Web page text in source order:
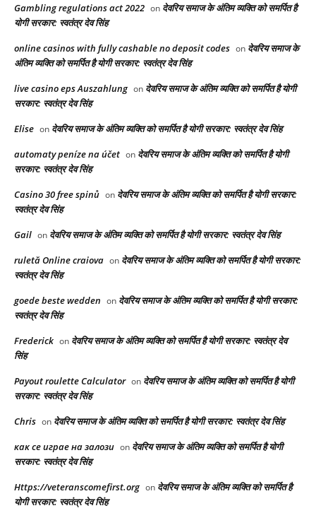
Gambling regulations act 2022 on देवरिय समाज के अंतिम व्यक्ति को समर्पित है
योगी सरकार: स्वतंत्र देव सिंह
online casinos with fully cashable no deposit codes on देवरिय समाज के
अंतिम व्यक्ति को समर्पित है योगी सरकार: स्वतंत्र देव सिंह
live casino eps Auszahlung on देवरिय समाज के अंतिम व्यक्ति को समर्पित है योगी
सरकार: स्वतंत्र देव सिंह
Elise on देवरिय समाज के अंतिम व्यक्ति को समर्पित है योगी सरकार: स्वतंत्र देव सिंह
automaty peníze na účet on देवरिय समाज के अंतिम व्यक्ति को समर्पित है योगी
सरकार: स्वतंत्र देव सिंह
Casino 30 free spinů on देवरिय समाज के अंतिम व्यक्ति को समर्पित है योगी सरकार:
स्वतंत्र देव सिंह
Gail on देवरिय समाज के अंतिम व्यक्ति को समर्पित है योगी सरकार: स्वतंत्र देव सिंह
ruletă Online craiova on देवरिय समाज के अंतिम व्यक्ति को समर्पित है योगी सरकार:
स्वतंत्र देव सिंह
goede beste wedden on देवरिय समाज के अंतिम व्यक्ति को समर्पित है योगी सरकार:
स्वतंत्र देव सिंह
Frederick on देवरिय समाज के अंतिम व्यक्ति को समर्पित है योगी सरकार: स्वतंत्र देव
सिंह
Payout roulette Calculator on देवरिय समाज के अंतिम व्यक्ति को समर्पित है योगी
सरकार: स्वतंत्र देव सिंह
Chris on देवरिय समाज के अंतिम व्यक्ति को समर्पित है योगी सरकार: स्वतंत्र देव सिंह
как се играе на залози on देवरिय समाज के अंतिम व्यक्ति को समर्पित है योगी
सरकार: स्वतंत्र देव सिंह
Https://veteranscomefirst.org on देवरिय समाज के अंतिम व्यक्ति को समर्पित है
योगी सरकार: स्वतंत्र देव सिंह